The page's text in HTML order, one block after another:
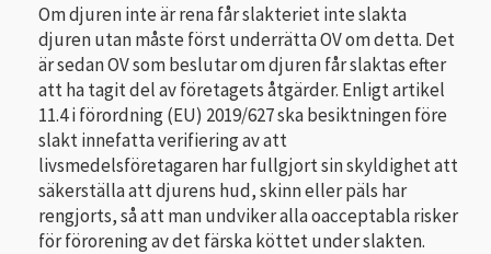
Om djuren inte är rena får slakteriet inte slakta
djuren utan måste först underrätta OV om detta. Det
är sedan OV som beslutar om djuren får slaktas efter
att ha tagit del av företagets åtgärder. Enligt artikel
11.4 i förordning (EU) 2019/627 ska besiktningen före
slakt innefatta verifiering av att
livsmedelsföretagaren har fullgjort sin skyldighet att
säkerställa att djurens hud, skinn eller päls har
rengjorts, så att man undviker alla oacceptabla risker
för förorening av det färska köttet under slakten.